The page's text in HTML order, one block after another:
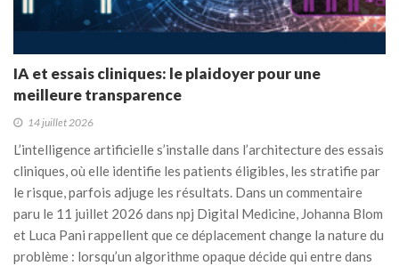
IA et essais cliniques: le plaidoyer pour une
meilleure transparence
14 juillet 2026
L’intelligence artificielle s’installe dans l’architecture des essais
cliniques, où elle identifie les patients éligibles, les stratifie par
le risque, parfois adjuge les résultats. Dans un commentaire
paru le 11 juillet 2026 dans npj Digital Medicine, Johanna Blom
et Luca Pani rappellent que ce déplacement change la nature du
problème : lorsqu’un algorithme opaque décide qui entre dans